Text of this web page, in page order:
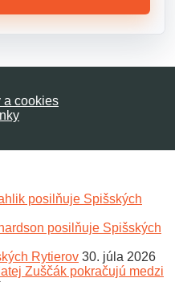
a cookies
posilňuje Spišských
posilňuje Spišských
Rytierov 30. júla 2026
Zuščák pokračujú medzi